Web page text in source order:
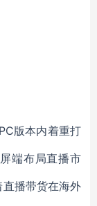
版本内着重打
端布局直播市
播带货在海外